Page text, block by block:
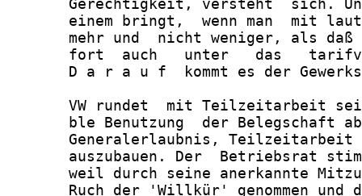
Gerechtigkeit, versteht  sich.
einem bringt,  wenn man  mit
mehr und  nicht weniger, als
fort  auch   unter   das
D a r a u f  kommt es der
VW rundet  mit Teilzeitarbeit
ble Benutzung  der Belegschaft
Generalerlaubnis,
auszubauen. Der  Betriebsrat
weil durch seine anerkannte
Ruch der 'Willkür' genommen und